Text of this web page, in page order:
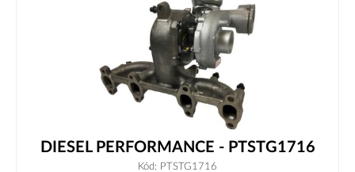
DIESEL PERFORMANCE - PTSTG1716
Kód: PTSTG1716